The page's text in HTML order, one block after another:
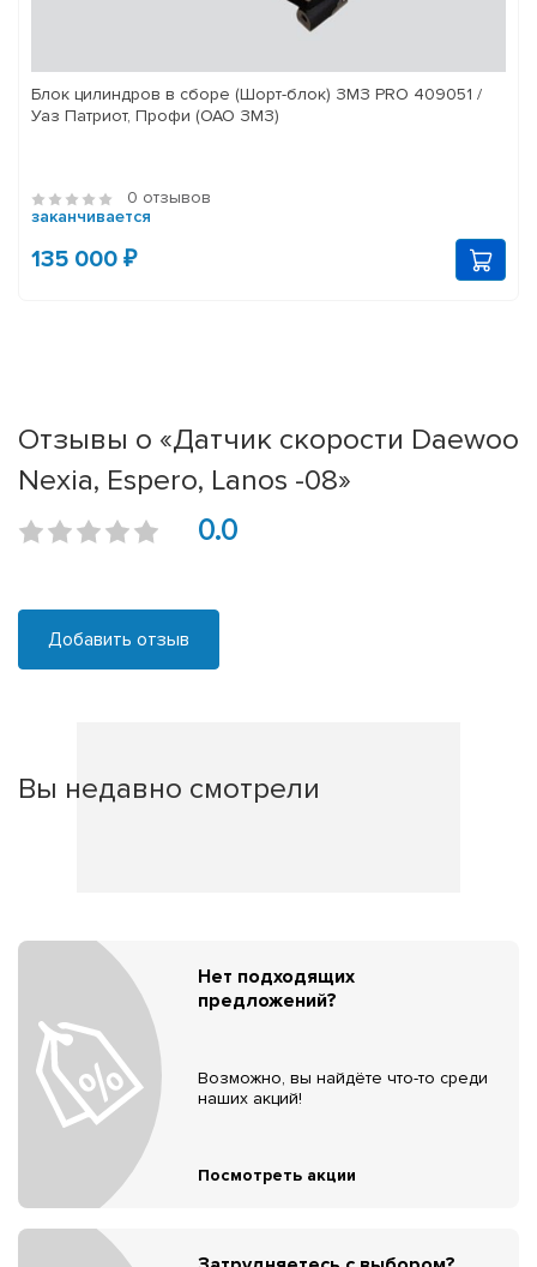
Блок цилиндров в сборе (Шорт-блок) ЗМЗ PRO 409051 /
Уаз Патриот, Профи (ОАО ЗМЗ)
0 отзывов
заканчивается
135 000 ₽
Отзывы о «Датчик скорости Daewoo
Nexia, Espero, Lanos -08»
0.0
Добавить отзыв
Вы недавно смотрели
Нет подходящих
предложений?
Возможно, вы найдёте что-то среди
наших акций!
Посмотреть акции